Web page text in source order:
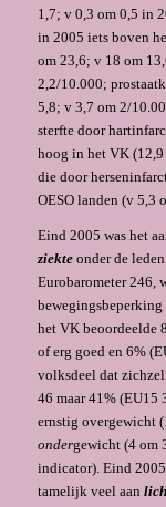
1,7; v 0,3 om 0,5 in
in 2005 iets boven
om 23,6; v 18 om
2,2/10.000;
5,8; v 3,7 om 2/
sterfte door
hoog in het VK (12,9
die door
OESO landen (v 5,3
Eind 2005 was het
ziekteonder de
Eurobarometer 246,
het VK beoordeelde
of erg goed en 6%
volksdeel dat
46 maar 41% (EU15
ernstig overgewicht
ondergewicht (4 om
indicator). Eind 2005
tamelijk veel aan